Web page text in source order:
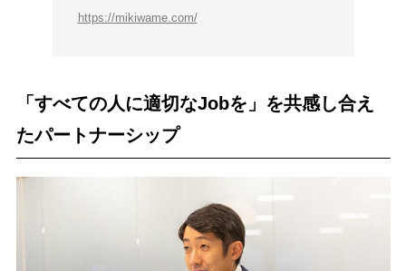
https://mikiwame.com/
「すべての人に適切なJobを」を共感し合え
たパートナーシップ